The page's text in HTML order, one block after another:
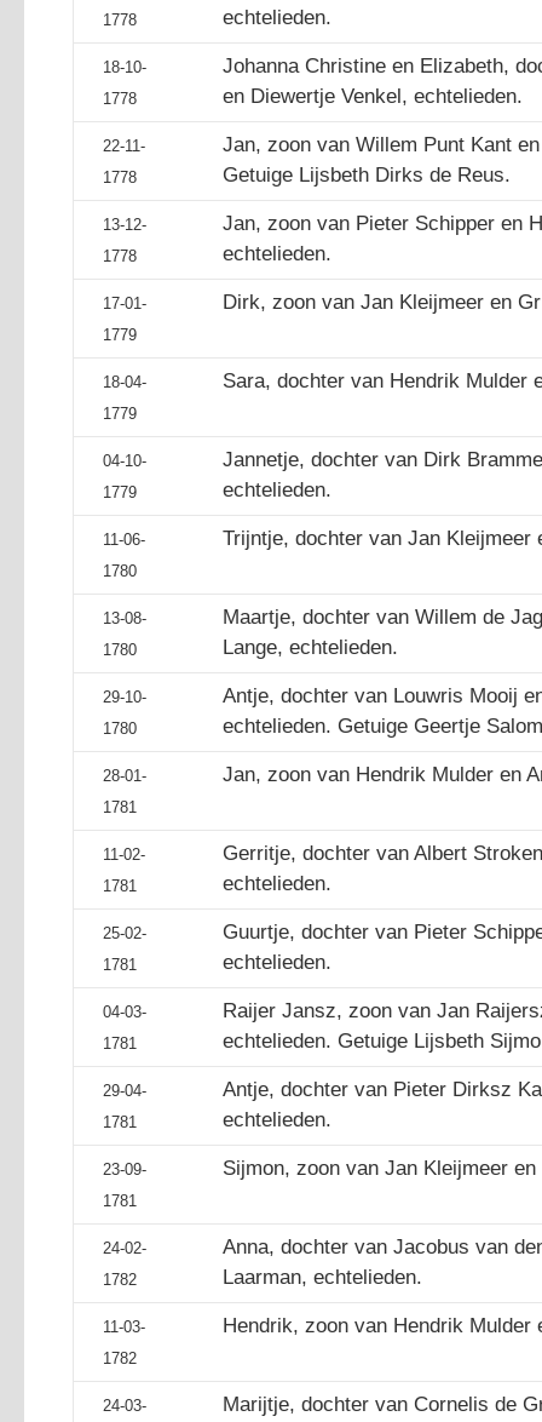
1778
echtelieden.
18-10-
1778
Johanna Christine en Elizabeth,
en Diewertje Venkel, echtelieden.
22-11-
1778
Jan, zoon van Willem Punt Kant
Getuige Lijsbeth Dirks de Reus.
13-12-
1778
Jan, zoon van Pieter Schipper en
echtelieden.
17-01-
1779
Dirk, zoon van Jan Kleijmeer en
18-04-
1779
Sara, dochter van Hendrik Mulder
04-10-
1779
Jannetje, dochter van Dirk
echtelieden.
11-06-
1780
Trijntje, dochter van Jan Kleijmeer
13-08-
1780
Maartje, dochter van Willem de
Lange, echtelieden.
29-10-
1780
Antje, dochter van Louwris Mooij
echtelieden. Getuige Geertje
28-01-
1781
Jan, zoon van Hendrik Mulder en
11-02-
1781
Gerritje, dochter van Albert
echtelieden.
25-02-
1781
Guurtje, dochter van Pieter
echtelieden.
04-03-
1781
Raijer Jansz, zoon van Jan
echtelieden. Getuige Lijsbeth
29-04-
1781
Antje, dochter van Pieter Dirksz
echtelieden.
23-09-
1781
Sijmon, zoon van Jan Kleijmeer
24-02-
1782
Anna, dochter van Jacobus van
Laarman, echtelieden.
11-03-
1782
Hendrik, zoon van Hendrik Mulder
24-03-
Marijtje, dochter van Cornelis de